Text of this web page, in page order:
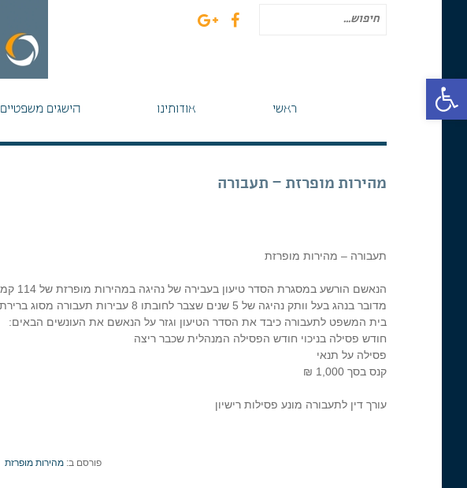
פתח סרגל נגישות
ראשי אודותינו הישגים משפטיים
מהירות מופרזת – תעבורה
תעבורה – מהירות מופרזת
הנאשם הורשע במסגרת הסדר טיעון בעבירה של נהיגה במהירות מופרזת של 114 קמ"ש במקום בו המהירות המרבית המותרת הינה 70 קמ"ש.
מדובר בנהג בעל וותק נהיגה של 5 שנים שצבר לחובתו 8 עבירות תעבורה מסוג ברירת משפט.
בית המשפט לתעבורה כיבד את הסדר הטיעון וגזר על הנאשם את העונשים הבאים:
חודש פסילה בניכוי חודש הפסילה המנהלית שכבר ריצה
פסילה על תנאי
קנס בסך 1,000 ₪
עורך דין לתעבורה מונע פסילות רישיון
פורסם ב:מהירות מופרזת